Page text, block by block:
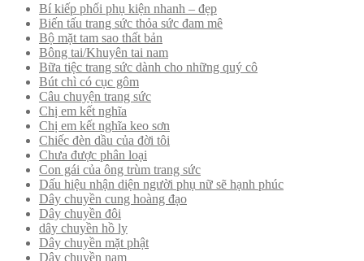
Bí kiếp phối phụ kiện nhanh – đẹp
Biến tấu trang sức thỏa sức đam mê
Bộ mặt tam sao thất bản
Bông tai/Khuyên tai nam
Bữa tiệc trang sức dành cho những quý cô
Bút chì có cục gôm
Câu chuyện trang sức
Chị em kết nghĩa
Chị em kết nghĩa keo sơn
Chiếc đèn dầu của đời tôi
Chưa được phân loại
Con gái của ông trùm trang sức
Dấu hiệu nhận diện người phụ nữ sẽ hạnh phúc
Dây chuyền cung hoàng đạo
Dây chuyền đôi
dây chuyền hồ ly
Dây chuyền mặt phật
Dây chuyền nam